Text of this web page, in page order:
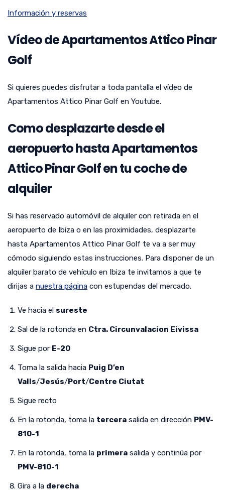
Información y reservas
Vídeo de Apartamentos Attico Pinar
Golf
Si quieres puedes disfrutar a toda pantalla el vídeo de
Apartamentos Attico Pinar Golf en Youtube.
Como desplazarte desde el
aeropuerto hasta Apartamentos
Attico Pinar Golf en tu coche de
alquiler
Si has reservado automóvil de alquiler con retirada en el
aeropuerto de Ibiza o en las proximidades, desplazarte
hasta Apartamentos Attico Pinar Golf te va a ser muy
cómodo siguiendo estas instrucciones. Para disponer de un
alquiler barato de vehículo en Ibiza te invitamos a que te
dirijas a nuestra página con estupendas del mercado.
Ve hacia el sureste
Sal de la rotonda en Ctra. Circunvalacion Eivissa
Sigue por E-20
Toma la salida hacia Puig D’en
Valls/Jesús/Port/Centre Ciutat
Sigue recto
En la rotonda, toma la tercera salida en dirección PMV-
810-1
En la rotonda, toma la primera salida y continúa por
PMV-810-1
Gira a la derecha